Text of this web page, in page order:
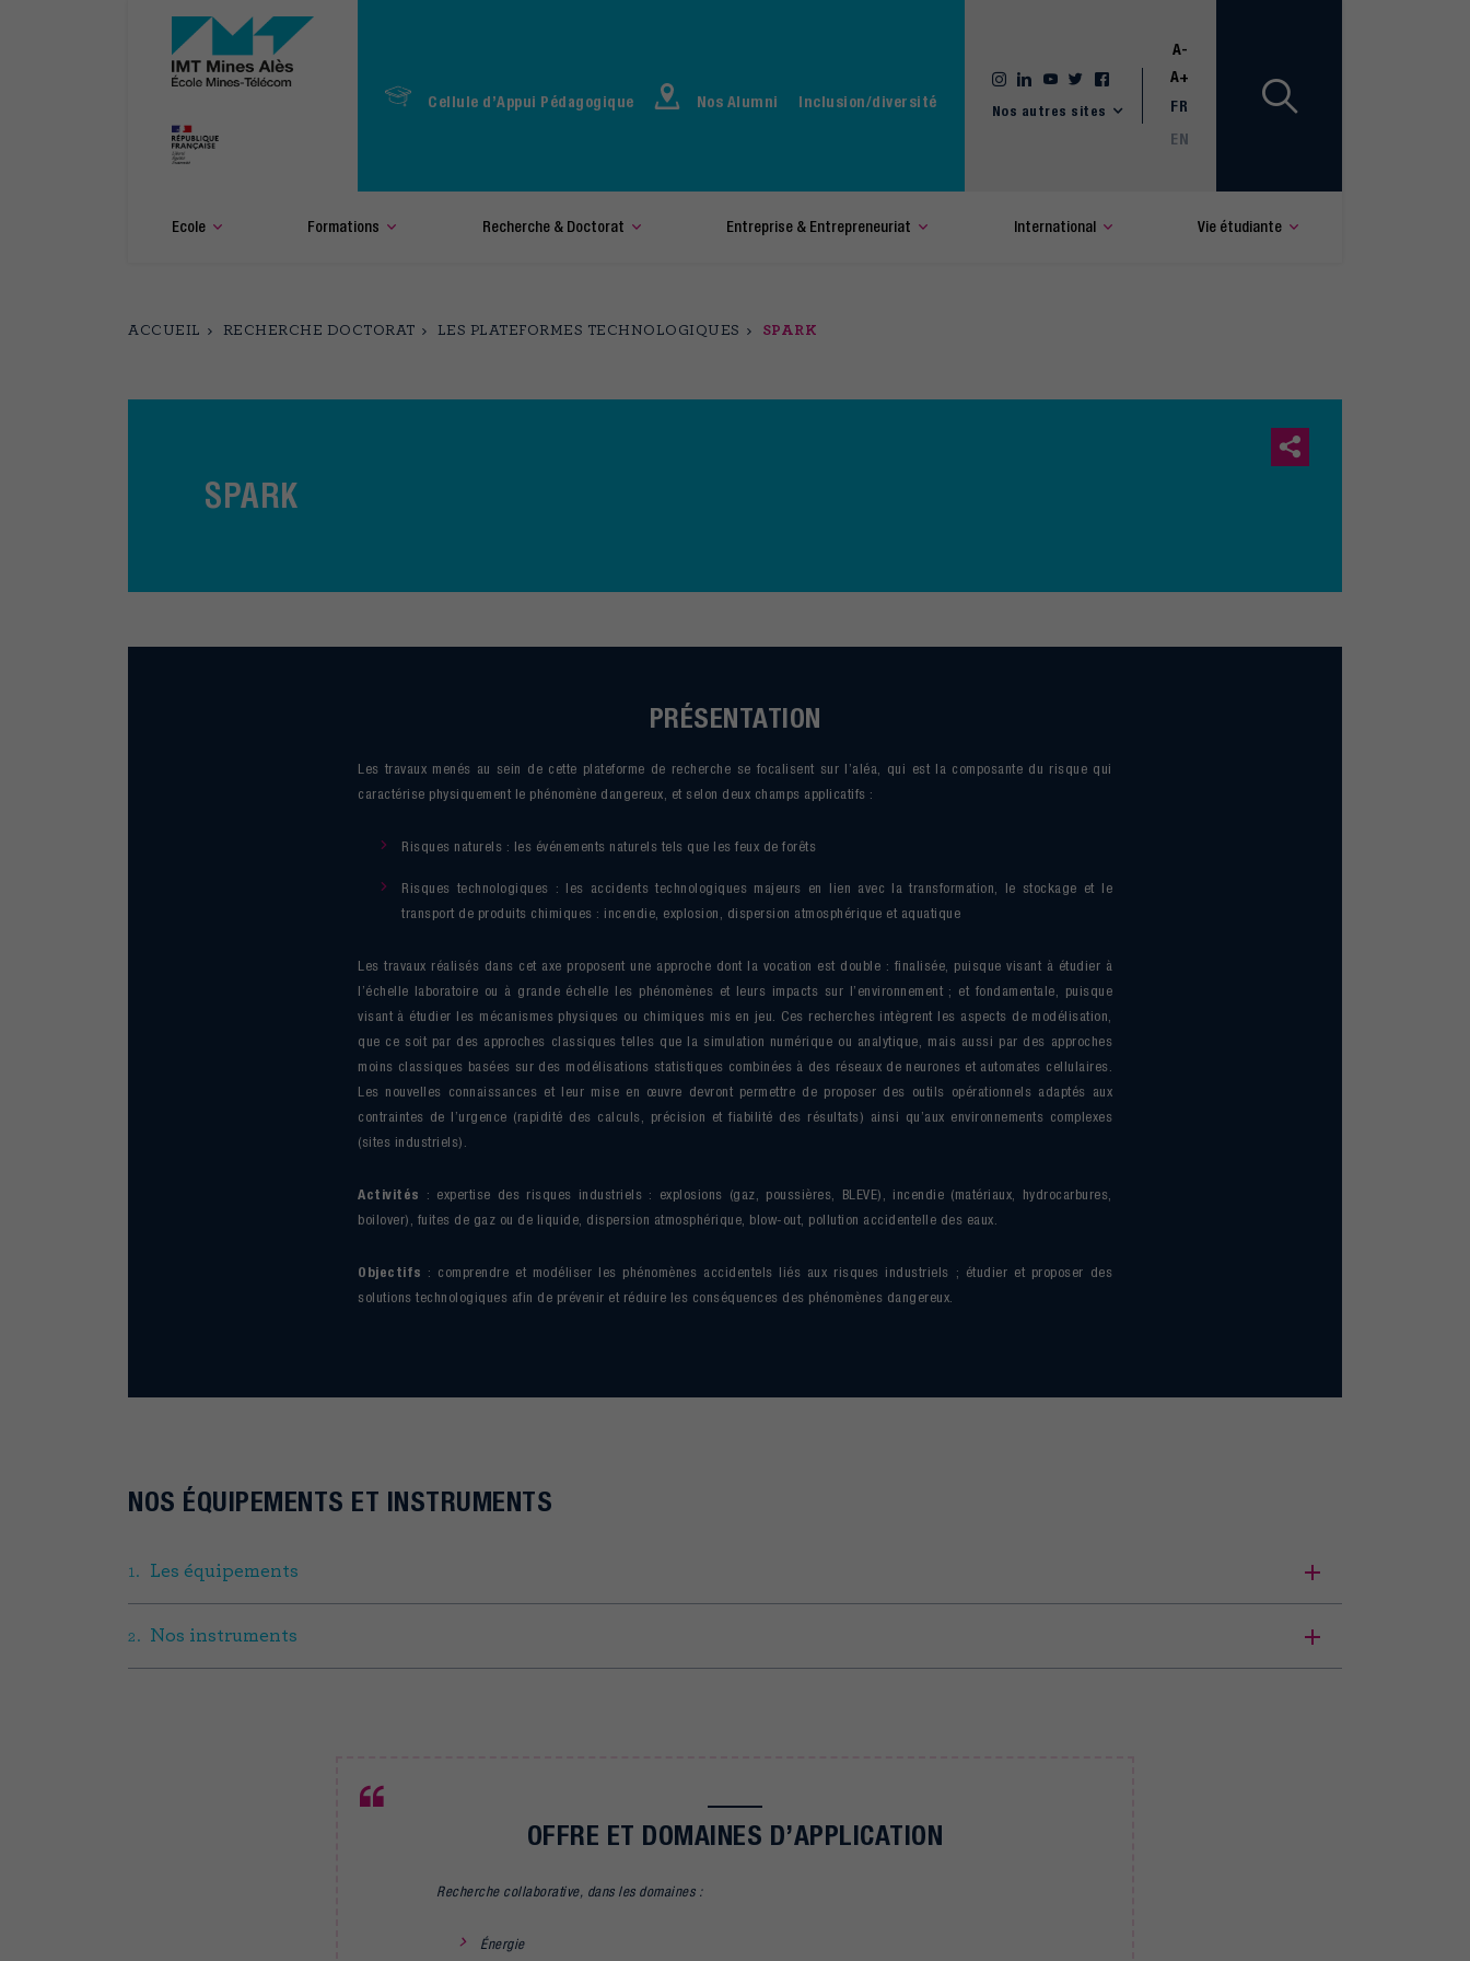
Cellule d’Appui Pédagogique Nos Alumni Inclusion/diversité
Nos autres sites
A-
A+
FR
EN
Ecole Formations Recherche & Doctorat Entreprise & Entrepreneuriat International Vie étudiante
ACCUEIL RECHERCHE DOCTORAT LES PLATEFORMES TECHNOLOGIQUES SPARK
SPARK
PRÉSENTATION
Les travaux menés au sein de cette plateforme de recherche se focalisent sur l’aléa, qui est la composante du risque qui
caractérise physiquement le phénomène dangereux, et selon deux champs applicatifs :
Risques naturels : les événements naturels tels que les feux de forêts
Risques technologiques : les accidents technologiques majeurs en lien avec la transformation, le stockage et le
transport de produits chimiques : incendie, explosion, dispersion atmosphérique et aquatique
Les travaux réalisés dans cet axe proposent une approche dont la vocation est double : finalisée, puisque visant à étudier à
l’échelle laboratoire ou à grande échelle les phénomènes et leurs impacts sur l’environnement ; et fondamentale, puisque
visant à étudier les mécanismes physiques ou chimiques mis en jeu. Ces recherches intègrent les aspects de modélisation,
que ce soit par des approches classiques telles que la simulation numérique ou analytique, mais aussi par des approches
moins classiques basées sur des modélisations statistiques combinées à des réseaux de neurones et automates cellulaires.
Les nouvelles connaissances et leur mise en œuvre devront permettre de proposer des outils opérationnels adaptés aux
contraintes de l’urgence (rapidité des calculs, précision et fiabilité des résultats) ainsi qu’aux environnements complexes
(sites industriels).
Activités : expertise des risques industriels : explosions (gaz, poussières, BLEVE), incendie (matériaux, hydrocarbures,
boilover), fuites de gaz ou de liquide, dispersion atmosphérique, blow-out, pollution accidentelle des eaux.
Objectifs : comprendre et modéliser les phénomènes accidentels liés aux risques industriels ; étudier et proposer des
solutions technologiques afin de prévenir et réduire les conséquences des phénomènes dangereux.
NOS ÉQUIPEMENTS ET INSTRUMENTS
Les équipements
Nos instruments
OFFRE ET DOMAINES D’APPLICATION
Recherche collaborative, dans les domaines :
Énergie